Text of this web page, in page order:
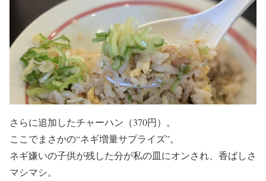
さらに追加したチャーハン（370円）。
ここでまさかの“ネギ増量サプライズ”。
ネギ嫌いの子供が残した分が私の皿にオンされ、香ばしさ
マシマシ。